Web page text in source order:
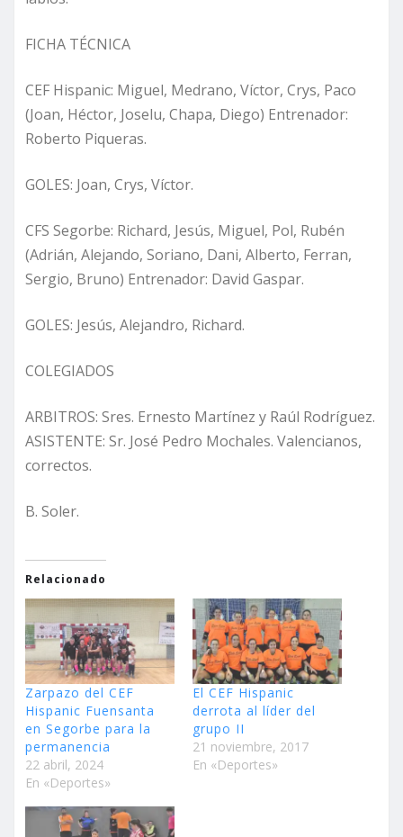
FICHA TÉCNICA
CEF Hispanic: Miguel, Medrano, Víctor, Crys, Paco
(Joan, Héctor, Joselu, Chapa, Diego) Entrenador:
Roberto Piqueras.
GOLES: Joan, Crys, Víctor.
CFS Segorbe: Richard, Jesús, Miguel, Pol, Rubén
(Adrián, Alejando, Soriano, Dani, Alberto, Ferran,
Sergio, Bruno) Entrenador: David Gaspar.
GOLES: Jesús, Alejandro, Richard.
COLEGIADOS
ARBITROS: Sres. Ernesto Martínez y Raúl Rodríguez.
ASISTENTE: Sr. José Pedro Mochales. Valencianos,
correctos.
B. Soler.
Relacionado
Zarpazo del CEF
Hispanic Fuensanta
en Segorbe para la
permanencia
22 abril, 2024
En «Deportes»
El CEF Hispanic
derrota al líder del
grupo II
21 noviembre, 2017
En «Deportes»